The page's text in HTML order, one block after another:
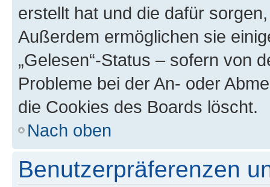
erstellt hat und die dafür
Außerdem ermöglichen sie
„Gelesen“-Status – sofern von
Probleme bei der An- oder
die Cookies des Boards löscht.
Nach oben
Benutzerpräferenzen